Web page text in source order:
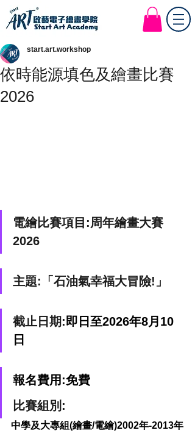
Start Art Workshop
依時能源填色及繪畫比賽
2026
start.art.workshop
電繪比賽項目:周年繪畫大賽
2026
主題: 「石油氣幸福大冒險!」
截止日期:即日至2026年8月10
日
報名費用:免費
比賽組別:
中學及大專組(繪畫/電繪)2002年-2013年